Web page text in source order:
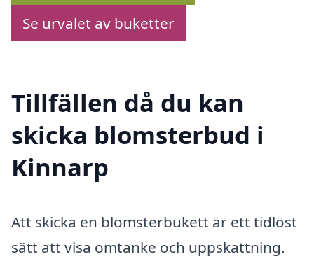
Se urvalet av buketter
Tillfällen då du kan
skicka blomsterbud i
Kinnarp
Att skicka en blomsterbukett är ett tidlöst
sätt att visa omtanke och uppskattning.